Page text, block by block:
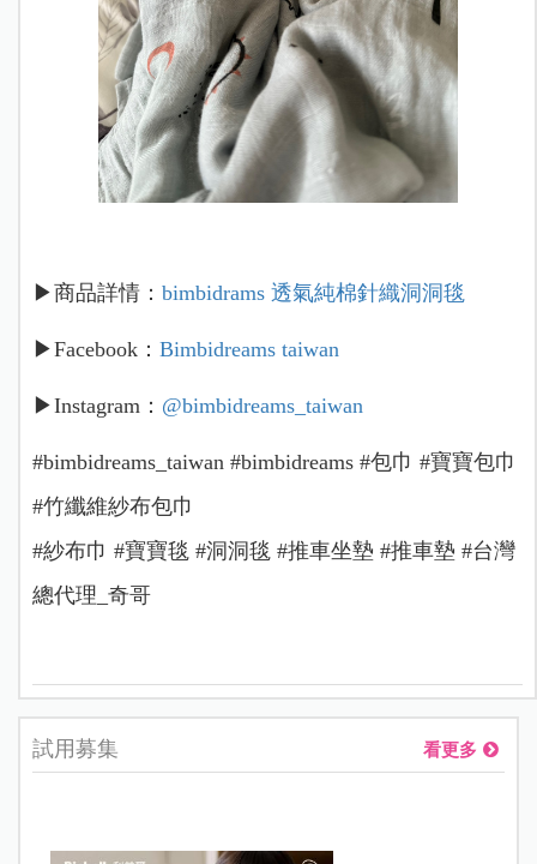
▶商品詳情： bimbidrams 透氣純棉針織洞洞毯
▶Facebook： Bimbidreams taiwan
▶Instagram： @bimbidreams_taiwan
#bimbidreams_taiwan #bimbidreams #包巾 #寶寶包巾
#竹纖維紗布包巾
#紗布巾 #寶寶毯 #洞洞毯 #推車坐墊 #推車墊 #台灣
總代理_奇哥
試用募集 看更多